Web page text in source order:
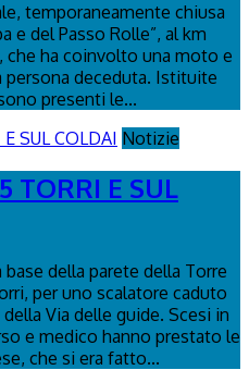
temporaneamente chiusa
e del Passo Rolle”, al km
che ha coinvolto una moto e
persona deceduta. Istituite
presenti le...
Notizie
TORRI E SUL
base della parete della Torre
per uno scalatore caduto
Via delle guide. Scesi in
e medico hanno prestato le
che si era fatto...